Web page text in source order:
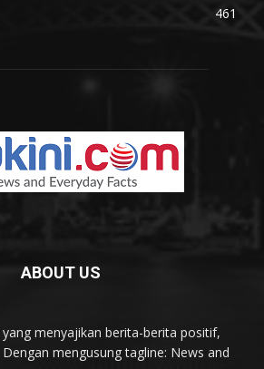
461
ABOUT US
menyajikan berita-berita positif,
mengusung tagline: News and